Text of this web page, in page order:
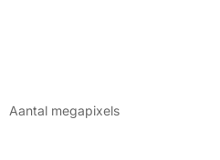
Aantal megapixels